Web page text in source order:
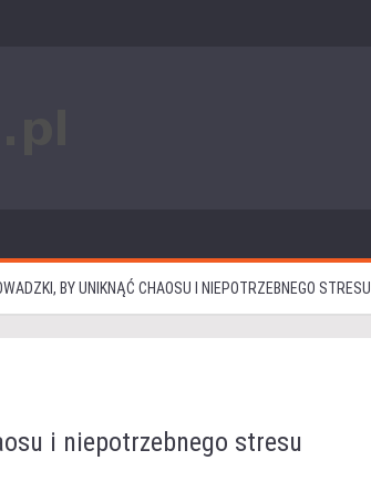
BY UNIKNĄĆ CHAOSU I NIEPOTRZEBNEGO STRESU
i niepotrzebnego stresu